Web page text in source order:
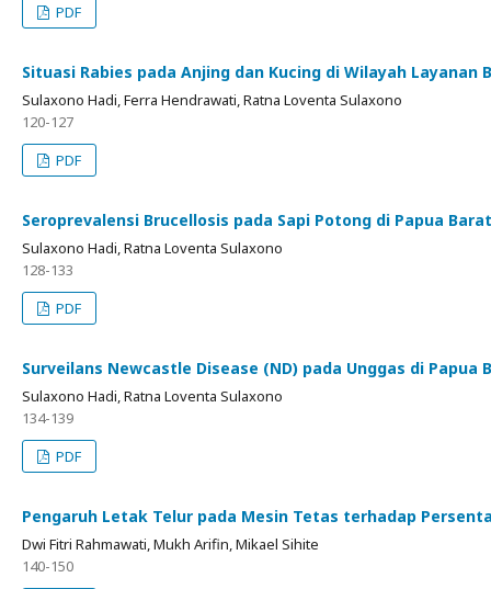
PDF
Situasi Rabies pada Anjing dan Kucing di Wilayah Layanan
Sulaxono Hadi, Ferra Hendrawati, Ratna Loventa Sulaxono
120-127
PDF
Seroprevalensi Brucellosis pada Sapi Potong di Papua Barat
Sulaxono Hadi, Ratna Loventa Sulaxono
128-133
PDF
Surveilans Newcastle Disease (ND) pada Unggas di Papua
Sulaxono Hadi, Ratna Loventa Sulaxono
134-139
PDF
Pengaruh Letak Telur pada Mesin Tetas terhadap
Dwi Fitri Rahmawati, Mukh Arifin, Mikael Sihite
140-150